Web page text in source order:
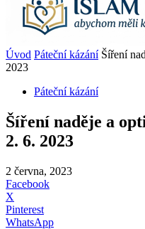
Úvod Páteční kázání Šíření
2023
Páteční kázání
Šíření naděje a
2. 6. 2023
2 června, 2023
Facebook
X
Pinterest
WhatsApp